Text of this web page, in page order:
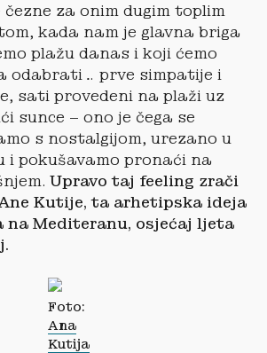
za onim dugim toplim
kada nam je glavna briga
plažu danas i koji ćemo
odabrati… prve simpatije i
sati provedeni na plaži uz
sunce – ono je čega se
s nostalgijom, urezano u
i pokušavamo pronaći na
Upravo taj feeling zrači
Kutije, ta arhetipska ideja
na Mediteranu, osjećaj ljeta
Foto:
Ana
Kutija